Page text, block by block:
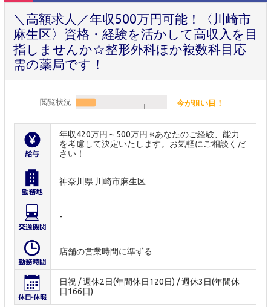
＼高額求人／年収500万円可能！〈川崎市
麻生区〉資格・経験を活かして高収入を目
指しませんか☆整形外科ほか複数科目応
需の薬局です！
閲覧状況 今が狙い目！
年収420万円～500万円 ※あなたのご経験、能力
を考慮して決定いたします。お気軽にご相談くだ
さい！
神奈川県 川崎市麻生区
-
店舗の営業時間に準ずる
日祝 / 週休2日(年間休日120日) / 週休3日(年間休
日166日)